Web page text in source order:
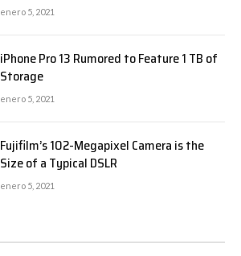
enero 5, 2021
iPhone Pro 13 Rumored to Feature 1 TB of
Storage
enero 5, 2021
Fujifilm’s 102-Megapixel Camera is the
Size of a Typical DSLR
enero 5, 2021